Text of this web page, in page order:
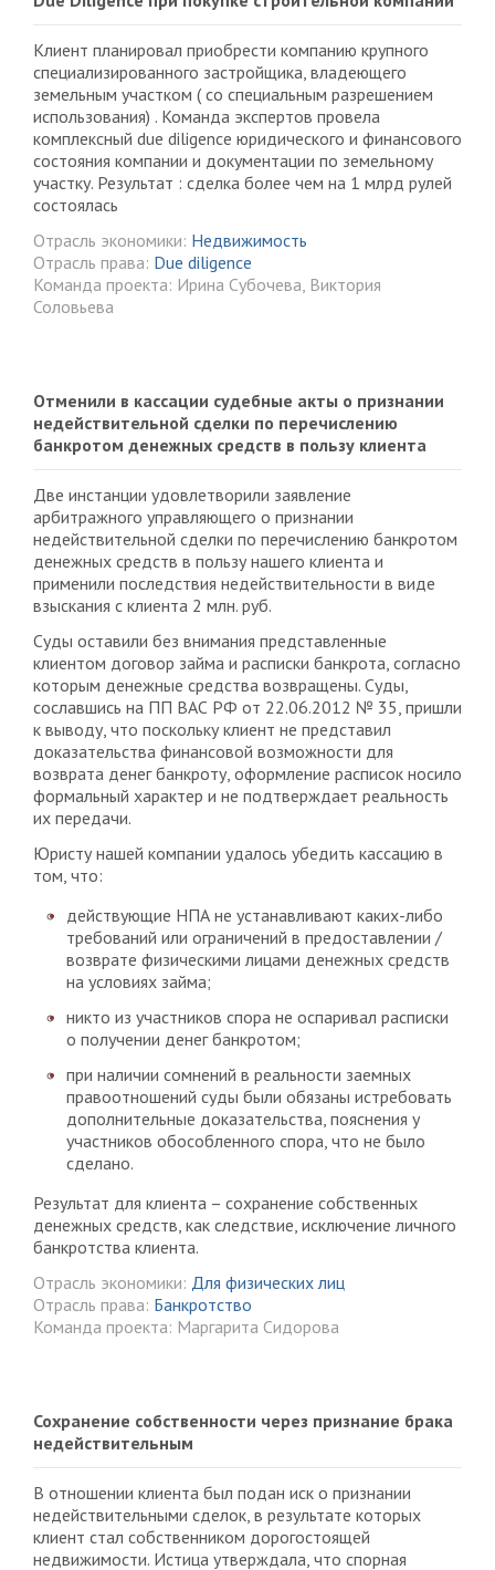
Клиент планировал приобрести компанию крупного
специализированного застройщика, владеющего
земельным участком ( со специальным разрешением
использования) . Команда экспертов провела
комплексный due diligence юридического и финансового
состояния компании и документации по земельному
участку. Результат : сделка более чем на 1 млрд рулей
состоялась
Отрасль экономики: Недвижимость
Отрасль права: Due diligence
Команда проекта: Ирина Субочева, Виктория
Соловьева
Отменили в кассации судебные акты о признании
недействительной сделки по перечислению
банкротом денежных средств в пользу клиента
Две инстанции удовлетворили заявление
арбитражного управляющего о признании
недействительной сделки по перечислению банкротом
денежных средств в пользу нашего клиента и
применили последствия недействительности в виде
взыскания с клиента 2 млн. руб.
Суды оставили без внимания представленные
клиентом договор займа и расписки банкрота, согласно
которым денежные средства возвращены. Суды,
сославшись на ПП ВАС РФ от 22.06.2012 № 35, пришли
к выводу, что поскольку клиент не представил
доказательства финансовой возможности для
возврата денег банкроту, оформление расписок носило
формальный характер и не подтверждает реальность
их передачи.
Юристу нашей компании удалось убедить кассацию в
том, что:
действующие НПА не устанавливают каких-либо
требований или ограничений в предоставлении /
возврате физическими лицами денежных средств
на условиях займа;
никто из участников спора не оспаривал расписки
о получении денег банкротом;
при наличии сомнений в реальности заемных
правоотношений суды были обязаны истребовать
дополнительные доказательства, пояснения у
участников обособленного спора, что не было
сделано.
Результат для клиента – сохранение собственных
денежных средств, как следствие, исключение личного
банкротства клиента.
Отрасль экономики: Для физических лиц
Отрасль права: Банкротство
Команда проекта: Маргарита Сидорова
Сохранение собственности через признание брака
недействительным
В отношении клиента был подан иск о признании
недействительными сделок, в результате которых
клиент стал собственником дорогостоящей
недвижимости. Истица утверждала, что спорная